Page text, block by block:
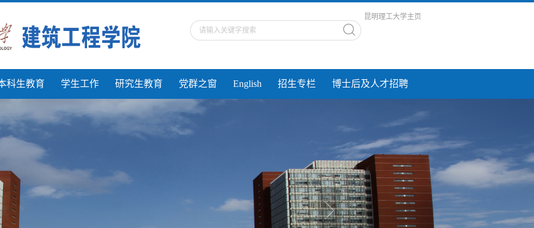
昆明理工大学主页
科生教育 学生工作 研究生教育 党群之窗 English 招生专栏 博士后及人才招聘